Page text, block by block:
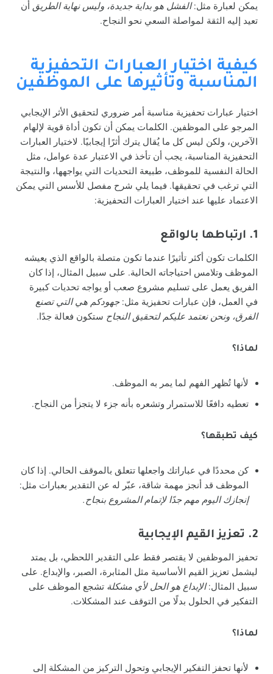
يمكن لعبارة مثل:الفشل هو بداية جديدة، وليس نهاية الطريق أن
تعيد إليه الثقة لمواصلة السعي نحو النجاح.
كيفية اختيار العبارات التحفيزية
المناسبة وتأثيرها على الموظفين
اختيار عبارات تحفيزية مناسبة أمر ضروري لتحقيق الأثر الإيجابي
المرجو على الموظفين. الكلمات يمكن أن تكون أداة قوية لإلهام
الآخرين، ولكن ليس كل ما يُقال يترك أثرًا إيجابيًا. لاختيار العبارات
التحفيزية المناسبة، يجب أن تأخذ في الاعتبار عدة عوامل، مثل
الحالة النفسية للموظف، طبيعة التحديات التي يواجهها، والنتيجة
التي ترغب في تحقيقها. فيما يلي شرح مفصل للأسس التي يمكن
الاعتماد عليها عند اختيار العبارات التحفيزية:
1. ارتباطها بالواقع
الكلمات تكون أكثر تأثيرًا عندما تكون متصلة بالواقع الذي يعيشه
الموظف وتلامس احتياجاته الحالية. على سبيل المثال، إذا كان
الفريق يعمل على تسليم مشروع صعب أو يواجه تحديات كبيرة
في العمل، فإن عبارات تحفيزية مثل:جهودكم هي التي تصنع
الفرق، ونحن نعتمد عليكم لتحقيق النجاح ستكون فعالة جدًا.
لماذا؟
لأنها تُظهر الفهم لما يمر به الموظف.
تعطيه دافعًا للاستمرار وتشعره بأنه جزء لا يتجزأ من النجاح.
كيف تطبقها؟
كن محددًا في عباراتك واجعلها تتعلق بالموقف الحالي. إذا كان
الموظف قد أنجز مهمة شاقة، عبّر له عن التقدير بعبارات مثل:
إنجازك اليوم مهم جدًا لإتمام المشروع بنجاح.
2. تعزيز القيم الإيجابية
تحفيز الموظفين لا يقتصر فقط على التقدير اللحظي، بل يمتد
ليشمل تعزيز القيم الأساسية مثل المثابرة، الصبر، والإبداع. على
سبيل المثال:الإبداع هو الحل لأي مشكلة تشجع الموظف على
التفكير في الحلول بدلًا من التوقف عند المشكلات.
لماذا؟
لأنها تحفز التفكير الإيجابي وتحول التركيز من المشكلة إلى